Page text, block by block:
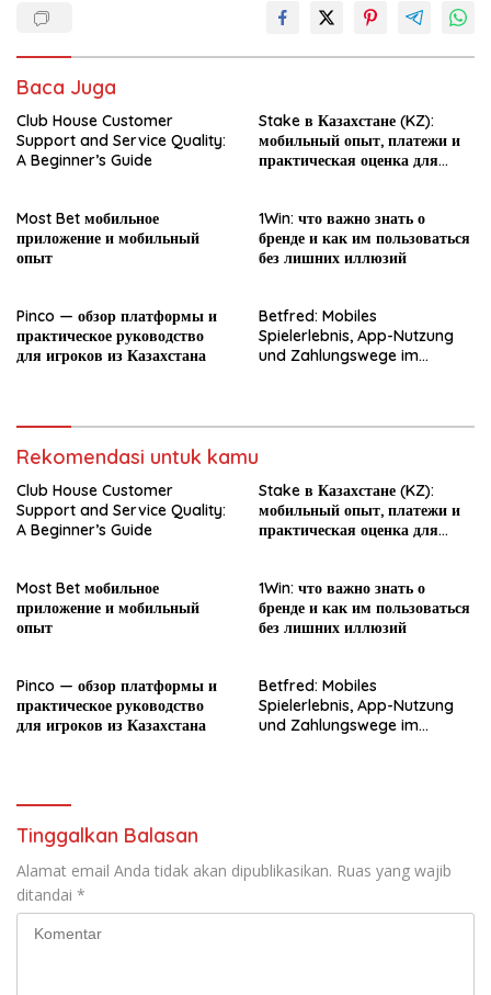
Baca Juga
Club House Customer
Support and Service Quality:
A Beginner’s Guide
Stake в Казахстане (KZ):
мобильный опыт, платежи и
практическая оценка для
Most Bet мобильное
приложение и мобильный
опыт
1Win: что важно знать о
бренде и как им пользоваться
без лишних иллюзий
Pinco — обзор платформы и
практическое руководство
для игроков из Казахстана
Betfred: Mobiles
Spielerlebnis, App-Nutzung
und Zahlungswege im
Rekomendasi untuk kamu
Club House Customer
Support and Service Quality:
A Beginner’s Guide
Stake в Казахстане (KZ):
мобильный опыт, платежи и
практическая оценка для
Most Bet мобильное
приложение и мобильный
опыт
1Win: что важно знать о
бренде и как им пользоваться
без лишних иллюзий
Pinco — обзор платформы и
практическое руководство
для игроков из Казахстана
Betfred: Mobiles
Spielerlebnis, App-Nutzung
und Zahlungswege im
Tinggalkan Balasan
Alamat email Anda tidak akan dipublikasikan. Ruas yang wajib
ditandai *